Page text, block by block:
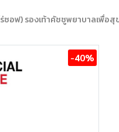
ซอฟ) รองเท้าคัชชูพยาบาลเพื่อ
-40%